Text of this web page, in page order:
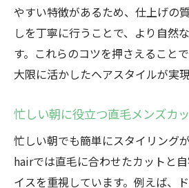
やすい特徴があるため、仕上げの
しを丁寧に行うことで、より自然
す。これらのコツを押さえること
大限に活かしたヘアスタイルが実現
忙しい朝に役立つ直毛メンズカ
忙しい朝でも簡単にスタイリング
hairでは直毛に合わせたカットと
イスを重視しています。例えば、